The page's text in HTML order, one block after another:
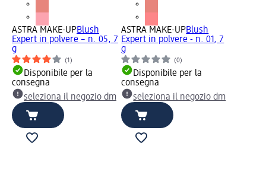
ASTRA MAKE-UPBlush
Expert in polvere – n. 05, 7
g
(1)
Disponibile per la
consegna
seleziona il negozio dm
ASTRA MAKE-UPBlush
Expert in polvere - n. 01, 7
g
(0)
Disponibile per la
consegna
seleziona il negozio dm